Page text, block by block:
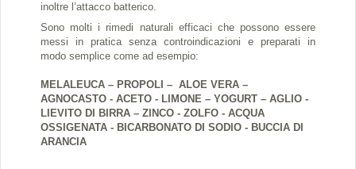
inoltre l’attacco batterico.
Sono molti i rimedi naturali efficaci che possono essere
messi in pratica senza controindicazioni e preparati in
modo semplice come ad esempio:
MELALEUCA – PROPOLI – ALOE VERA –
AGNOCASTO - ACETO - LIMONE – YOGURT – AGLIO -
LIEVITO DI BIRRA – ZINCO - ZOLFO - ACQUA
OSSIGENATA - BICARBONATO DI SODIO - BUCCIA DI
ARANCIA